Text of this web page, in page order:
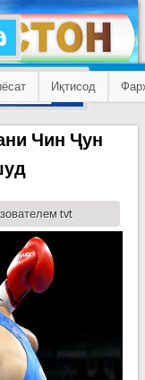
Иқтисод
Чин Ҷун
tvt